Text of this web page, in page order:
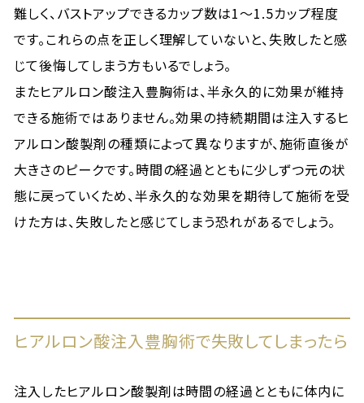
難しく、バストアップできるカップ数は1〜1.5カップ程度
です。これらの点を正しく理解していないと、失敗したと感
じて後悔してしまう方もいるでしょう。
またヒアルロン酸注入豊胸術は、半永久的に効果が維持
できる施術ではありません。効果の持続期間は注入するヒ
アルロン酸製剤の種類によって異なりますが、施術直後が
大きさのピークです。時間の経過とともに少しずつ元の状
態に戻っていくため、半永久的な効果を期待して施術を受
けた方は、失敗したと感じてしまう恐れがあるでしょう。
ヒアルロン酸注入豊胸術で失敗してしまったら
注入したヒアルロン酸製剤は時間の経過とともに体内に